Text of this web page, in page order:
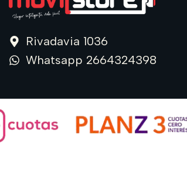
Rivadavia 1036
Whatsapp 2664324398